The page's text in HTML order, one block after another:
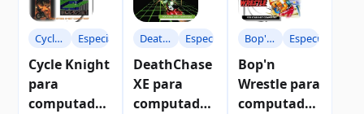
Cycle
Knight
Especiales
Cycle Knight
para
computador
DeathChase
XE
Especiales
DeathChase
XE para
computador
Bop'n
Wrestle
Especiales
Bop'n
Wrestle para
computador